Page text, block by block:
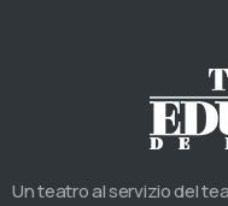
Un teatro al servizio del